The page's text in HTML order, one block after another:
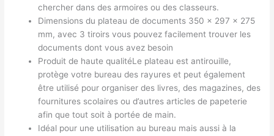
chercher dans des armoires ou des classeurs.
Dimensions du plateau de documents 350 x 297 x 275
mm, avec 3 tiroirs vous pouvez facilement trouver les
documents dont vous avez besoin
Produit de haute qualitéLe plateau est antirouille,
protège votre bureau des rayures et peut également
être utilisé pour organiser des livres, des magazines, des
fournitures scolaires ou d’autres articles de papeterie
afin que tout soit à portée de main.
Idéal pour une utilisation au bureau mais aussi à la